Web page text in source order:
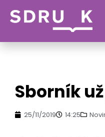
Sborník
25/11/2019 14:25